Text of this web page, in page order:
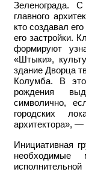
Зеленограда.
главного
кто создавал
его застройки.
формируют
«Штыки»,
здание Дворца
Колумба. В
рождения
символично,
городских
архитектора»,
Инициативная
необходимые